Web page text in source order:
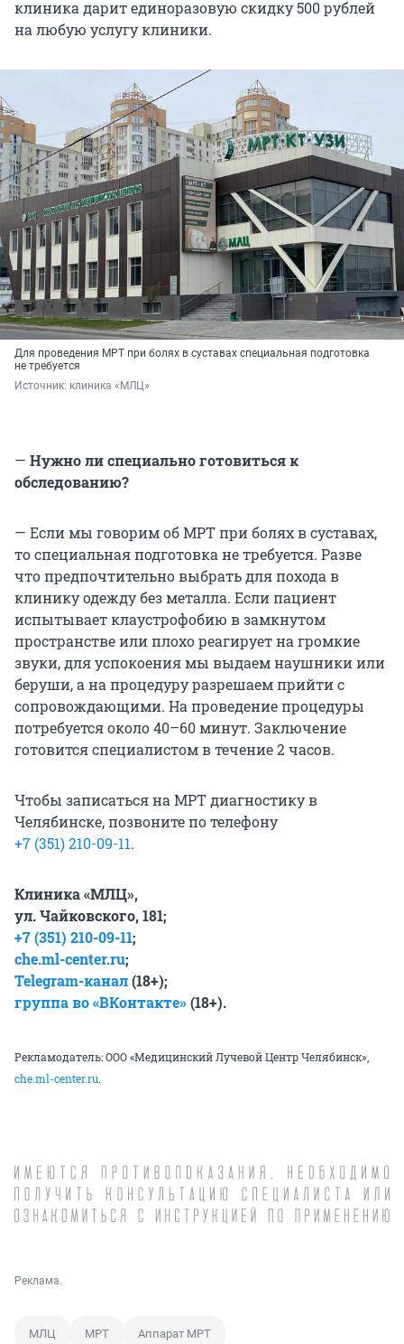
клиника дарит единоразовую скидку 500 рублей
на любую услугу клиники.
Для проведения МРТ при болях в суставах специальная подготовка
не требуется
Источник: клиника «МЛЦ»
— Нужно ли специально готовиться к
обследованию?
— Если мы говорим об МРТ при болях в суставах,
то специальная подготовка не требуется. Разве
что предпочтительно выбрать для похода в
клинику одежду без металла. Если пациент
испытывает клаустрофобию в замкнутом
пространстве или плохо реагирует на громкие
звуки, для успокоения мы выдаем наушники или
беруши, а на процедуру разрешаем прийти с
сопровождающими. На проведение процедуры
потребуется около 40–60 минут. Заключение
готовится специалистом в течение 2 часов.
Чтобы записаться на МРТ диагностику в
Челябинске, позвоните по телефону
+7 (351) 210-09-11.
Клиника «МЛЦ»,
ул. Чайковского, 181;
+7 (351) 210-09-11;
che.ml-center.ru;
Telegram-канал(18+);
группа во «ВКонтакте»(18+).
Рекламодатель: ООО «Медицинский Лучевой Центр Челябинск»,
che.ml-center.ru.
Реклама.
МЛЦ МРТ Аппарат МРТ